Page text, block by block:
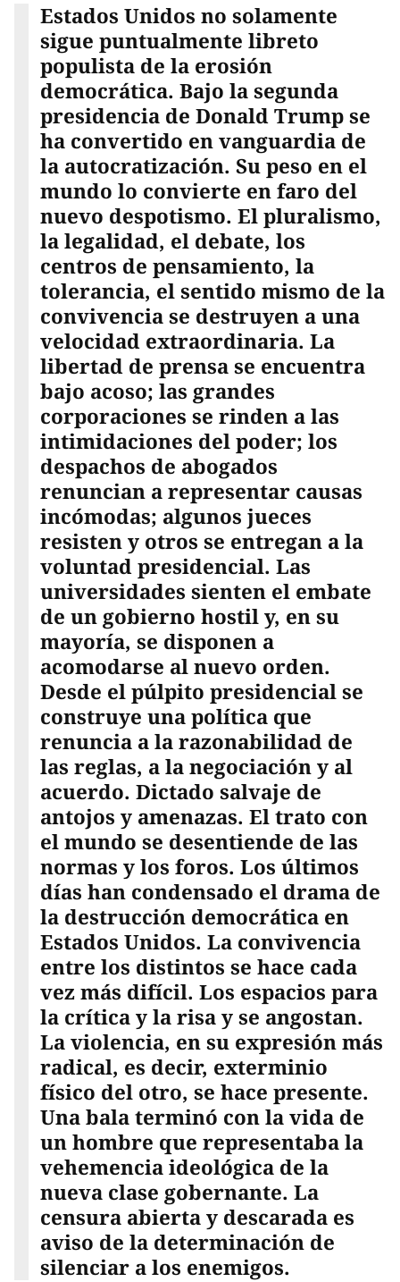
Estados Unidos no solamente
sigue puntualmente libreto
populista de la erosión
democrática. Bajo la segunda
presidencia de Donald Trump se
ha convertido en vanguardia de
la autocratización. Su peso en el
mundo lo convierte en faro del
nuevo despotismo. El pluralismo,
la legalidad, el debate, los
centros de pensamiento, la
tolerancia, el sentido mismo de la
convivencia se destruyen a una
velocidad extraordinaria. La
libertad de prensa se encuentra
bajo acoso; las grandes
corporaciones se rinden a las
intimidaciones del poder; los
despachos de abogados
renuncian a representar causas
incómodas; algunos jueces
resisten y otros se entregan a la
voluntad presidencial. Las
universidades sienten el embate
de un gobierno hostil y, en su
mayoría, se disponen a
acomodarse al nuevo orden.
Desde el púlpito presidencial se
construye una política que
renuncia a la razonabilidad de
las reglas, a la negociación y al
acuerdo. Dictado salvaje de
antojos y amenazas. El trato con
el mundo se desentiende de las
normas y los foros. Los últimos
días han condensado el drama de
la destrucción democrática en
Estados Unidos. La convivencia
entre los distintos se hace cada
vez más difícil. Los espacios para
la crítica y la risa y se angostan.
La violencia, en su expresión más
radical, es decir, exterminio
físico del otro, se hace presente.
Una bala terminó con la vida de
un hombre que representaba la
vehemencia ideológica de la
nueva clase gobernante. La
censura abierta y descarada es
aviso de la determinación de
silenciar a los enemigos.